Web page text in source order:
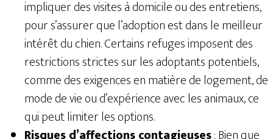
impliquer des visites à domicile ou des entretiens,
pour s’assurer que l’adoption est dans le meilleur
intérêt du chien. Certains refuges imposent des
restrictions strictes sur les adoptants potentiels,
comme des exigences en matière de logement, de
mode de vie ou d’expérience avec les animaux, ce
qui peut limiter les options.